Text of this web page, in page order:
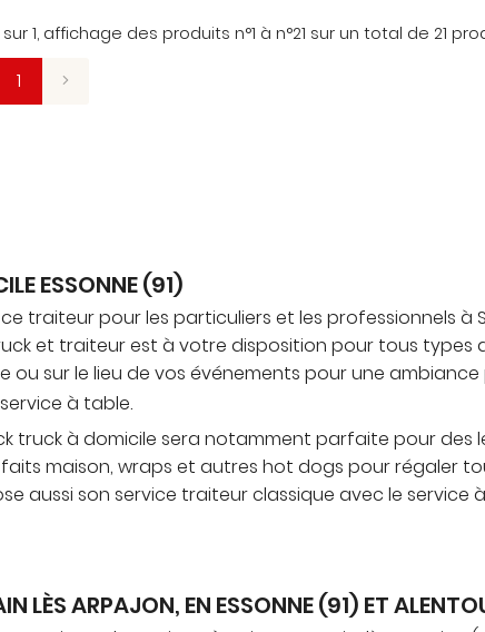
1, affichage des produits n°1 à n°21 sur un total de 21
1
ESSONNE (91)
traiteur pour les particuliers et les professionnels à
et traiteur est à votre disposition pour tous types
sur le lieu de vos événements pour une ambiance
à table.
truck à domicile sera notamment parfaite pour des
maison, wraps et autres hot dogs pour régaler
aussi son service traiteur classique avec le
LÈS ARPAJON, EN ESSONNE (91) ET